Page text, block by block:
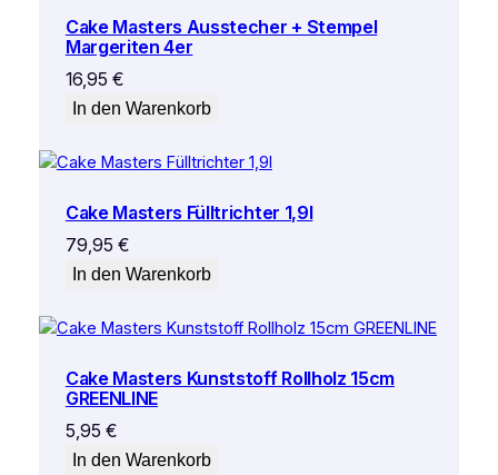
Cake Masters Ausstecher + Stempel
Margeriten 4er
16,95 €
In den Warenkorb
Cake Masters Fülltrichter 1,9l
79,95 €
In den Warenkorb
Cake Masters Kunststoff Rollholz 15cm
GREENLINE
5,95 €
In den Warenkorb